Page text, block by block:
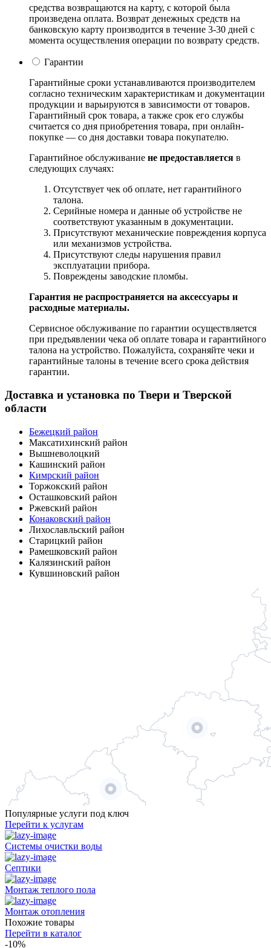
средства возвращаются на карту, с которой была
произведена оплата. Возврат денежных средств на
банковскую карту производится в течение 3-30 дней с
момента осуществления операции по возврату средств.
Гарантии
Гарантийные сроки устанавливаются производителем
согласно техническим характеристикам и документации
продукции и варьируются в зависимости от товаров.
Гарантийный срок товара, а также срок его службы
считается со дня приобретения товара, при онлайн-
покупке — со дня доставки товара покупателю.
Гарантийное обслуживание не предоставляется в
следующих случаях:
Отсутствует чек об оплате, нет гарантийного
талона.
Серийные номера и данные об устройстве не
соответствуют указанным в документации.
Присутствуют механические повреждения корпуса
или механизмов устройства.
Присутствуют следы нарушения правил
эксплуатации прибора.
Повреждены заводские пломбы.
Гарантия не распространяется на аксессуары и
расходные материалы.
Сервисное обслуживание по гарантии осуществляется
при предъявлении чека об оплате товара и гарантийного
талона на устройство. Пожалуйста, сохраняйте чеки и
гарантийные талоны в течение всего срока действия
гарантии.
Доставка и установка по Твери и Тверской
области
Бежецкий район
Максатихинский район
Вышневолоцкий
Кашинский район
Кимрский район
Торжокский район
Осташковский район
Ржевский район
Конаковский район
Лихославльский район
Старицкий район
Рамешковский район
Калязинский район
Кувшиновский район
Популярные услуги под ключ
Перейти к услугам
Системы очистки воды
Септики
Монтаж теплого пола
Монтаж отопления
Похожие товары
Перейти в каталог
-10%